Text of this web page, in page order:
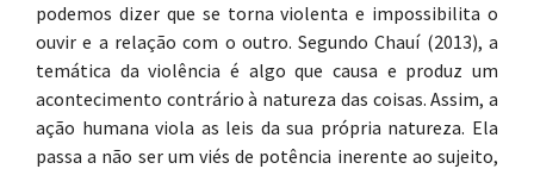
podemos dizer que se torna violenta e impossibilita o
ouvir e a relação com o outro. Segundo Chauí (2013), a
temática da violência é algo que causa e produz um
acontecimento contrário à natureza das coisas. Assim, a
ação humana viola as leis da sua própria natureza. Ela
passa a não ser um viés de potência inerente ao sujeito,